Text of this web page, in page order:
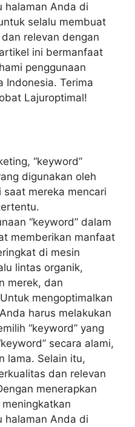
halaman Anda di
selalu membuat
relevan dengan
ini bermanfaat
penggunaan
Indonesia. Terima
Lajuroptimal!
“keyword”
digunakan oleh
saat mereka mencari
“keyword” dalam
memberikan manfaat
di mesin
lintas organik,
merek, dan
mengoptimalkan
harus melakukan
“keyword” yang
secara alami,
lama. Selain itu,
dan relevan
menerapkan
halaman Anda di